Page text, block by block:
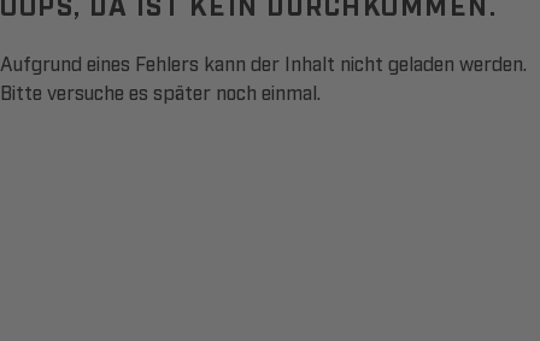
Aufgrund eines Fehlers kann der Inhalt nicht geladen werden.
Bitte versuche es später noch einmal.